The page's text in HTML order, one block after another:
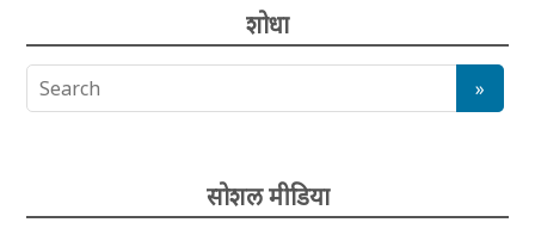
शोधा
सोशल मीडिया